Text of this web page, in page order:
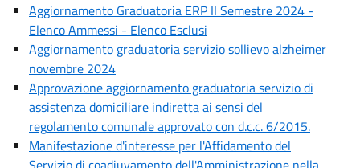
Aggiornamento Graduatoria ERP II Semestre 2024 -
Elenco Ammessi - Elenco Esclusi
Aggiornamento graduatoria servizio sollievo alzheimer
novembre 2024
Approvazione aggiornamento graduatoria servizio di
assistenza domiciliare indiretta ai sensi del
regolamento comunale approvato con d.c.c. 6/2015.
Manifestazione d'interesse per l'Affidamento del